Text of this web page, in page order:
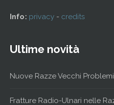
Info: privacy - credits
Ultime novità
Nuove Razze Vecchi Problemi
Fratture Radio-Ulnari nelle